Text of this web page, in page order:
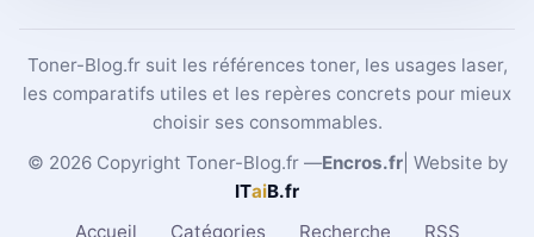
Toner-Blog.fr suit les références toner, les usages laser,
les comparatifs utiles et les repères concrets pour mieux
choisir ses consommables.
© 2026 Copyright Toner-Blog.fr —Encros.fr| Website by
ITaiB.fr
Accueil
Catégories Recherche RSS